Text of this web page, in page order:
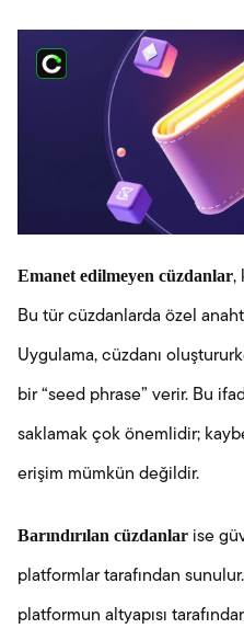
Emanet edilmeyen cüzdanlar,
Bu tür cüzdanlarda özel
Uygulama, cüzdanı
bir “seed phrase” verir. Bu
saklamak çok önemlidir;
erişim mümkün değildir.
Barındırılan cüzdanlar ise
platformlar tarafından
platformun altyapısı